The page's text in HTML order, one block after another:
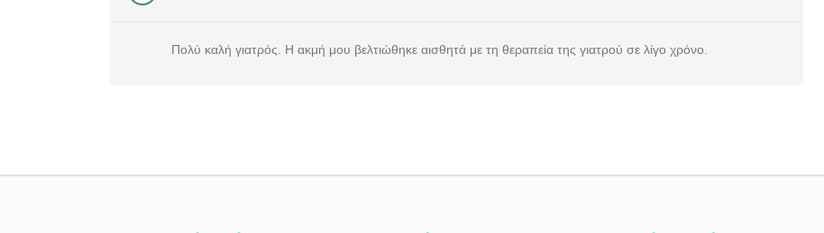
Πολύ καλή γιατρός. Η ακμή μου βελτιώθηκε αισθητά με τη θεραπεία της γιατρού σε λίγο χρόνο.